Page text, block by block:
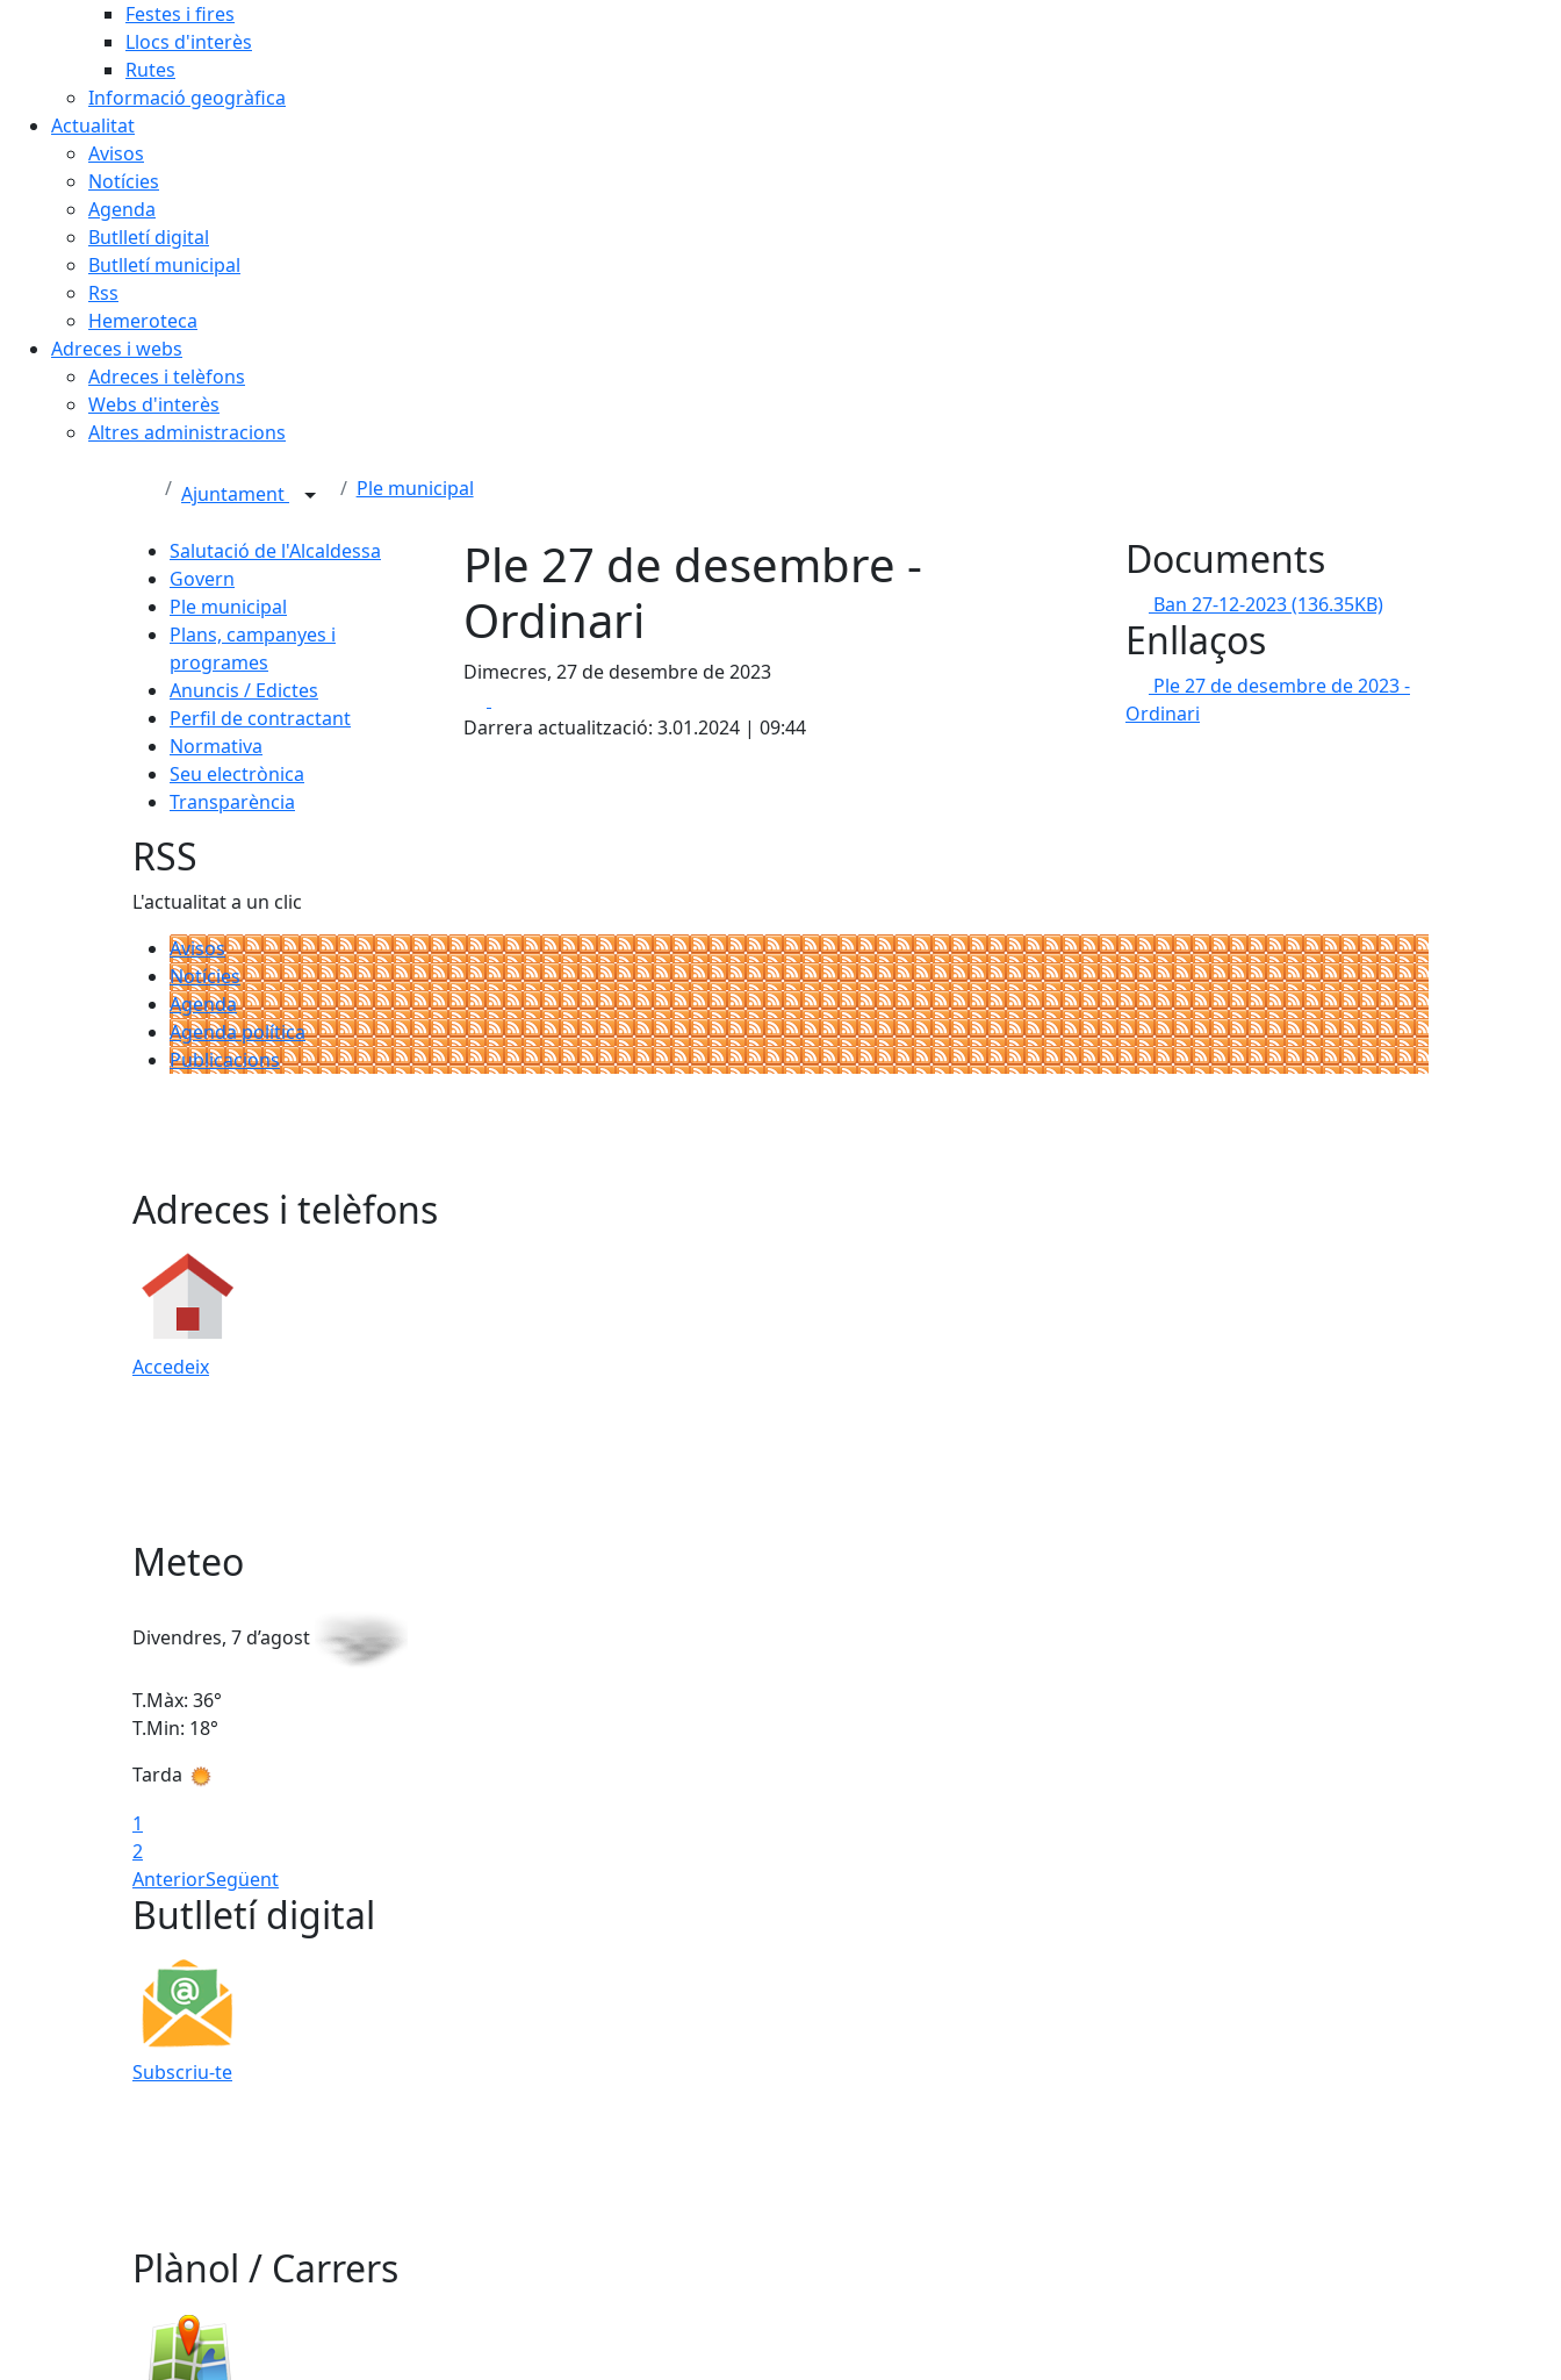
Festes i fires
Llocs d'interès
Rutes
Informació geogràfica
Actualitat
Avisos
Notícies
Agenda
Butlletí digital
Butlletí municipal
Rss
Hemeroteca
Adreces i webs
Adreces i telèfons
Webs d'interès
Altres administracions
Ajuntament Ple municipal
Salutació de l'Alcaldessa
Govern
Ple municipal
Plans, campanyes i
programes
Anuncis / Edictes
Perfil de contractant
Normativa
Seu electrònica
Transparència
Ple 27 de desembre -
Ordinari
Dimecres, 27 de desembre de 2023
Darrera actualització: 3.01.2024 | 09:44
Documents
Ban 27-12-2023(136.35KB)
Enllaços
Ple 27 de desembre de 2023 -
Ordinari
RSS
L'actualitat a un clic
Avisos
Notícies
Agenda
Agenda política
Publicacions
Adreces i telèfons
Accedeix
Meteo
Divendres, 7 d’agost
T.Màx: 36°
T.Min: 18°
Tarda
1
2
AnteriorSegüent
Butlletí digital
Subscriu-te
Plànol / Carrers